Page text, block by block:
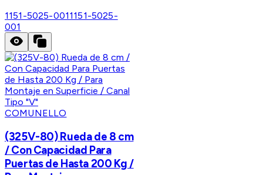
1151-5025-0011151-5025-
001
COMUNELLO
(325V-80) Rueda de 8 cm
/ Con Capacidad Para
Puertas de Hasta 200 Kg /